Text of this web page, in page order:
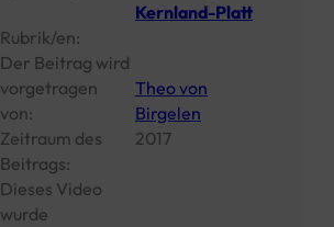
Kernland-Platt
Rubrik/en:
Der Beitrag wird
vorgetragen
von:
Theo von
Birgelen
Zeitraum des
Beitrags:
2017
Dieses Video
wurde